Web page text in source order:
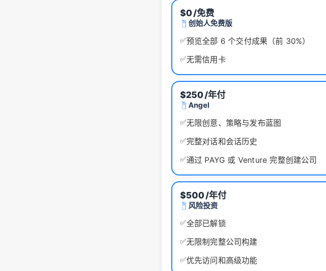
$0/免费
创始人免费版
✅预览全部 6 个交付成果（前 30%）
✅无需信用卡
$250/年付
Angel
✅无限创意、策略与发布蓝图
✅完整对话和会话历史
✅通过 PAYG 或 Venture 完整创建公司
$500/年付
风险投资
✅全部已解锁
✅无限制完整公司构建
✅优先访问和高级功能